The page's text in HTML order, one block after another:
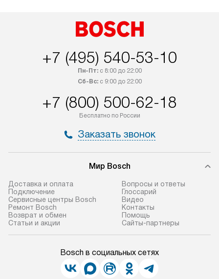
+7 (495) 540-53-10
Пн-Пт:с 8:00 до 22:00
Сб-Вс:с 9:00 до 22:00
+7 (800) 500-62-18
Бесплатно по России
Заказать звонок
Мир Bosch
Доставка и оплата
Подключение
Сервисные центры Bosch
Ремонт Bosch
Возврат и обмен
Статьи и акции
Вопросы и ответы
Глоссарий
Видео
Контакты
Помощь
Сайты-партнеры
Bosch в социальных сетях